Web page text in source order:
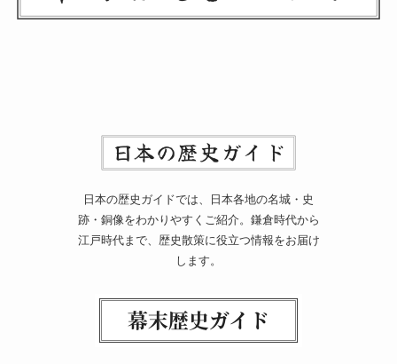
日本の歴史ガイドでは、日本各地の名城・史
跡・銅像をわかりやすくご紹介。鎌倉時代から
江戸時代まで、歴史散策に役立つ情報をお届け
します。